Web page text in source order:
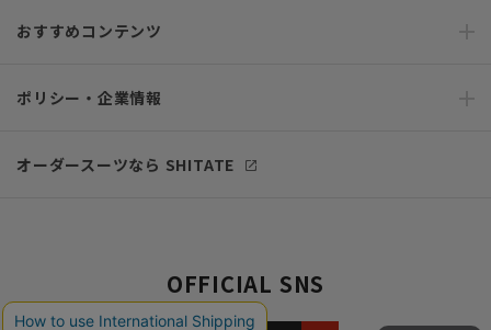
おすすめコンテンツ
ポリシー・企業情報
オーダースーツなら SHITATE
OFFICIAL SNS